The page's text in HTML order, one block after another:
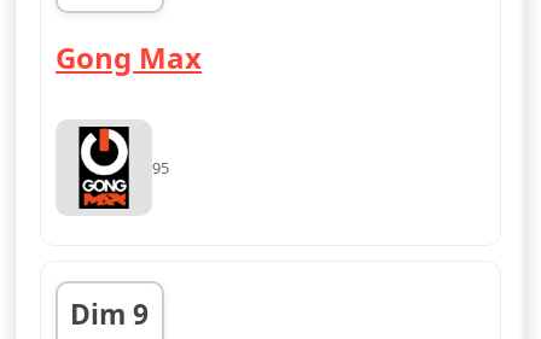
fin 21h00
Gong Max— Gong Max
95
Dim 9